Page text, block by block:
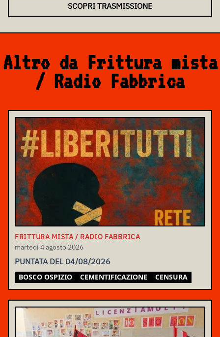
SCOPRI TRASMISSIONE
Altro da Frittura mista
/ Radio Fabbrica
FRITTURA MISTA / RADIO FABBRICA
martedì 4 agosto 2026
PUNTATA DEL 04/08/2026
BOSCO OSPIZIO CEMENTIFICAZIONE CENSURA